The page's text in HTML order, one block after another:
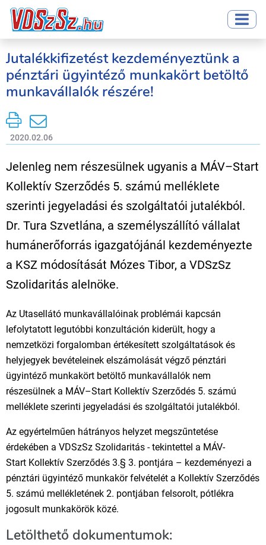
Jutalékkifizetést kezdeményeztünk a
pénztári ügyintéző munkakört betöltő
munkavállalók részére!
2020.02.06
Jelenleg nem részesülnek ugyanis a MÁV–Start
Kollektív Szerződés 5. számú melléklete
szerinti jegyeladási és szolgáltatói jutalékból.
Dr. Tura Szvetlána, a személyszállító vállalat
humánerőforrás igazgatójánál kezdeményezte
a KSZ módosítását Mózes Tibor, a VDSzSz
Szolidaritás alelnöke.
Az Utasellátó munkavállalóinak problémái kapcsán
lefolytatott legutóbbi konzultáción kiderült, hogy a
nemzetközi forgalomban értékesített szolgáltatások és
helyjegyek bevételeinek elszámolását végző pénztári
ügyintéző munkakört betöltő munkavállalók nem
részesülnek a MÁV–Start Kollektív Szerződés 5. számú
melléklete szerinti jegyeladási és szolgáltatói jutalékból.
Az egyértelműen hátrányos helyzet megszűntetése
érdekében a VDSzSz Szolidaritás - tekintettel a MÁV-
Start Kollektív Szerződés 3.§ 3. pontjára – kezdeményezi a
pénztári ügyintéző munkakör felvételét a Kollektív Szerződés
5. számú mellékletének 2. pontjában felsorolt, pótlékra
jogosult munkakörök közé.
Letölthető dokumentumok: